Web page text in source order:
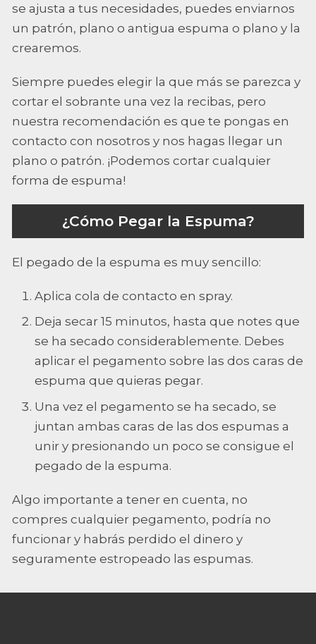
se ajusta a tus necesidades, puedes enviarnos
un patrón, plano o antigua espuma o plano y la
crearemos.
Siempre puedes elegir la que más se parezca y
cortar el sobrante una vez la recibas, pero
nuestra recomendación es que te pongas en
contacto con nosotros y nos hagas llegar un
plano o patrón. ¡Podemos cortar cualquier
forma de espuma!
¿Cómo Pegar la Espuma?
El pegado de la espuma es muy sencillo:
Aplica cola de contacto en spray.
Deja secar 15 minutos, hasta que notes que
se ha secado considerablemente. Debes
aplicar el pegamento sobre las dos caras de
espuma que quieras pegar.
Una vez el pegamento se ha secado, se
juntan ambas caras de las dos espumas a
unir y presionando un poco se consigue el
pegado de la espuma.
Algo importante a tener en cuenta, no
compres cualquier pegamento, podría no
funcionar y habrás perdido el dinero y
seguramente estropeado las espumas.